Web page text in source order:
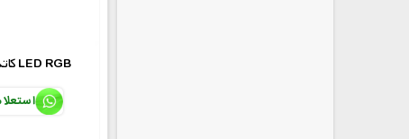
5mmکاتد مشترک LED RGB